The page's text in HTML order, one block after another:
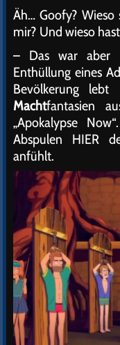
Äh… Goofy?
mir? Und wieso
– Das war aber
Enthüllung eines
Bevölkerung
Machtfantasien
„Apokalypse
Abspulen HIER
anfühlt.